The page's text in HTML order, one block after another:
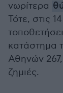
νωρίτερα
Τότε, στις
κατάστημα
Αθηνών
ζημιές.